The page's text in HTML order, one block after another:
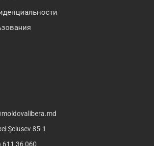
Şciusev 85-1
611 36 060